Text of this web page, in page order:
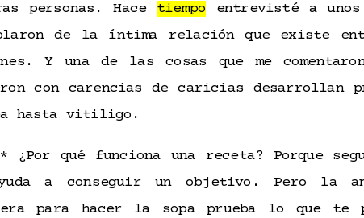
personas. Hace tiempo entrevisté a unos
de la íntima relación que existe
Y una de las cosas que me
con carencias de caricias desarrollan
hasta vitiligo.
* ¿Por qué funciona una receta? Porque
a conseguir un objetivo. Pero la
para hacer la sopa prueba lo que